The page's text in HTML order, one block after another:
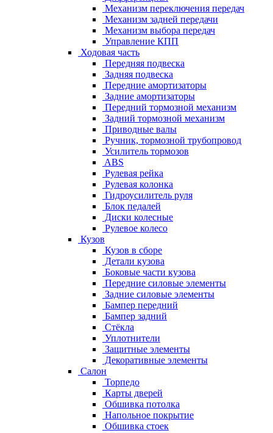
Механизм переключения передач
Механизм задней передачи
Механизм выбора передач
Управление КПП
Ходовая часть
Передняя подвеска
Задняя подвеска
Передние амортизаторы
Задние амортизаторы
Передний тормозной механизм
Задний тормозной механизм
Приводные валы
Ручник, тормозной трубопровод
Усилитель тормозов
ABS
Рулевая рейка
Рулевая колонка
Гидроусилитель руля
Блок педалей
Диски колесные
Рулевое колесо
Кузов
Кузов в сборе
Детали кузова
Боковые части кузова
Передние силовые элементы
Задние силовые элементы
Бампер передний
Бампер задний
Стёкла
Уплотнители
Защитные элементы
Декоративные элементы
Салон
Торпедо
Карты дверей
Обшивка потолка
Напольное покрытие
Обшивка стоек